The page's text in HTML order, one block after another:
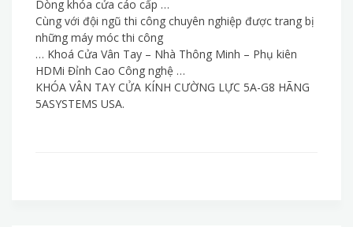
Dòng khóa cửa cáo cấp …
Cùng với đội ngũ thi công chuyên nghiệp được trang bị
những máy móc thi công
… Khoá Cửa Vân Tay – Nhà Thông Minh – Phụ kiên
HDMi Đỉnh Cao Công nghệ …
KHÓA VÂN TAY CỬA KÍNH CƯỜNG LỰC 5A-G8 HÃNG
5ASYSTEMS USA.